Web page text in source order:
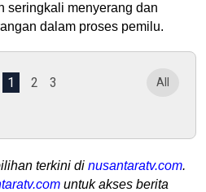
seringkali menyerang dan
dalam proses pemilu.
1 2
3
All
terkini di nusantaratv.com.
untuk akses berita